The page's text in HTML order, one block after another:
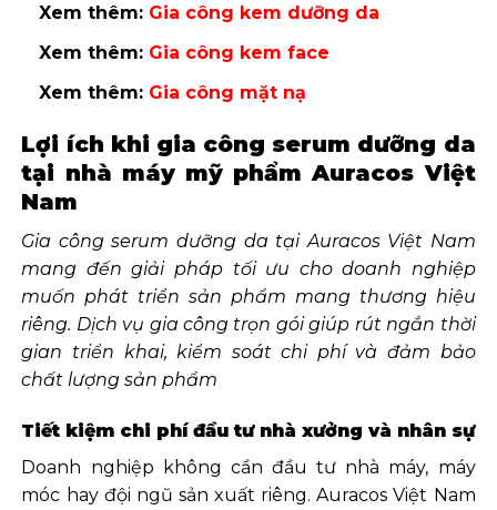
Xem thêm: Gia công kem dưỡng da
Xem thêm: Gia công kem face
Xem thêm: Gia công mặt nạ
Lợi ích khi gia công serum dưỡng da
tại nhà máy mỹ phẩm Auracos Việt
Nam
Gia công serum dưỡng da tại Auracos Việt Nam
mang đến giải pháp tối ưu cho doanh nghiệp
muốn phát triển sản phẩm mang thương hiệu
riêng. Dịch vụ gia công trọn gói giúp rút ngắn thời
gian triển khai, kiểm soát chi phí và đảm bảo
chất lượng sản phẩm
Tiết kiệm chi phí đầu tư nhà xưởng và nhân sự
Doanh nghiệp không cần đầu tư nhà máy, máy
móc hay đội ngũ sản xuất riêng. Auracos Việt Nam